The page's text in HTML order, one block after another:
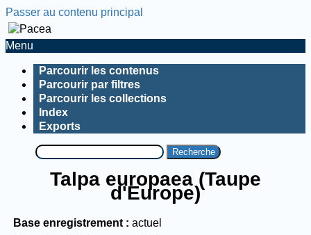
Passer au contenu principal
Menu
Parcourir les contenus
Parcourir par filtres
Parcourir les collections
Index
Exports
Recherche
Talpa europaea (Taupe
d'Europe)
Base enregistrement
actuel